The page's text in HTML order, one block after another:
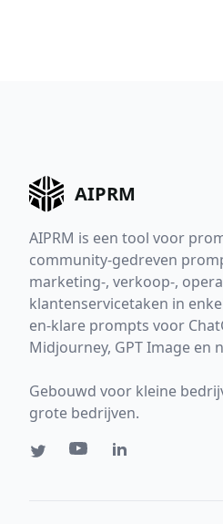
AIPRM
AIPRM is een tool voor
community-gedreven
marketing-, verkoop-,
klantenservicetaken in
en-klare prompts voor
Midjourney, GPT Image en
Gebouwd voor kleine
grote bedrijven.